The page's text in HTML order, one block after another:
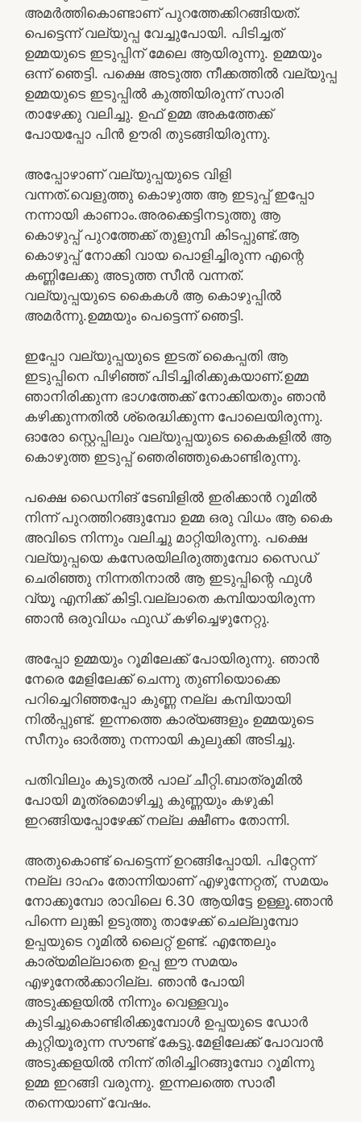
അമർത്തികൊണ്ടാണ് പുറത്തേക്കിറങ്ങിയത്.
പെട്ടെന്ന് വല്യുപ്പ വേച്ചുപോയി. പിടിച്ചത്
ഉമ്മയുടെ ഇടുപ്പിന് മേലെ ആയിരുന്നു. ഉമ്മയും
ഒന്ന് ഞെട്ടി. പക്ഷെ അടുത്ത നീക്കത്തിൽ വല്യുപ്പ
ഉമ്മയുടെ ഇടുപ്പിൽ കുത്തിയിരുന്ന് സാരി
താഴേക്കു വലിച്ചു. ഉഫ് ഉമ്മ അകത്തേക്ക്
പോയപ്പോ പിൻ ഊരി തുടങ്ങിയിരുന്നു.
അപ്പോഴാണ് വല്യുപ്പയുടെ വിളി
വന്നത്.വെളുത്തു കൊഴുത്ത ആ ഇടുപ്പ് ഇപ്പോ
നന്നായി കാണാം.അരക്കെട്ടിനടുത്തു ആ
കൊഴുപ്പ് പുറത്തേക്ക് തുളുമ്പി കിടപ്പുണ്ട്.ആ
കൊഴുപ്പ് നോക്കി വായ പൊളിച്ചിരുന്ന എന്റെ
കണ്ണിലേക്കു അടുത്ത സീൻ വന്നത്.
വല്യുപ്പയുടെ കൈകൾ ആ കൊഴുപ്പിൽ
അമർന്നു.ഉമ്മയും പെട്ടെന്ന് ഞെട്ടി.
ഇപ്പോ വല്യുപ്പയുടെ ഇടത് കൈപ്പതി ആ
ഇടുപ്പിനെ പിഴിഞ്ഞ് പിടിച്ചിരിക്കുകയാണ്.ഉമ്മ
ഞാനിരിക്കുന്ന ഭാഗത്തേക്ക്‌ നോക്കിയതും ഞാൻ
കഴിക്കുന്നതിൽ ശ്രെദ്ധിക്കുന്ന പോലെയിരുന്നു.
ഓരോ സ്റ്റെപ്പിലും വല്യുപ്പയുടെ കൈകളിൽ ആ
കൊഴുത്ത ഇടുപ്പ് ഞെരിഞ്ഞുകൊണ്ടിരുന്നു.
പക്ഷെ ഡൈനിങ് ടേബിളിൽ ഇരിക്കാൻ റൂമിൽ
നിന്ന് പുറത്തിറങ്ങുമ്പോ ഉമ്മ ഒരു വിധം ആ കൈ
അവിടെ നിന്നും വലിച്ചു മാറ്റിയിരുന്നു. പക്ഷെ
വല്യുപ്പയെ കസേരയിലിരുത്തുമ്പോ സൈഡ്
ചെരിഞ്ഞു നിന്നതിനാൽ ആ ഇടുപ്പിന്റെ ഫുൾ
വ്യൂ എനിക്ക് കിട്ടി.വല്ലാതെ കമ്പിയായിരുന്ന
ഞാൻ ഒരുവിധം ഫുഡ് കഴിച്ചെഴുനേറ്റു.
അപ്പോ ഉമ്മയും റൂമിലേക്ക് പോയിരുന്നു. ഞാൻ
നേരെ മേളിലേക്ക് ചെന്നു തുണിയൊക്കെ
പറിച്ചെറിഞ്ഞപ്പോ കുണ്ണ നല്ല കമ്പിയായി
നിൽപ്പുണ്ട്. ഇന്നത്തെ കാര്യങ്ങളും ഉമ്മയുടെ
സീനും ഓർത്തു നന്നായി കുലുക്കി അടിച്ചു.
പതിവിലും കൂടുതൽ പാല് ചീറ്റി.ബാത്രൂമിൽ
പോയി മൂത്രമൊഴിച്ചു കുണ്ണയും കഴുകി
ഇറങ്ങിയപ്പോഴേക്ക് നല്ല ക്ഷീണം തോന്നി.
അതുകൊണ്ട് പെട്ടെന്ന് ഉറങ്ങിപ്പോയി. പിറ്റേന്ന്
നല്ല ദാഹം തോന്നിയാണ് എഴുന്നേറ്റത്, സമയം
നോക്കുമ്പോ രാവിലെ 6.30 ആയിട്ടേ ഉള്ളൂ.ഞാൻ
പിന്നെ ലുങ്കി ഉടുത്തു താഴേക്ക് ചെല്ലുമ്പോ
ഉപ്പയുടെ റൂമിൽ ലൈറ്റ് ഉണ്ട്. എന്തേലും
കാര്യമില്ലാതെ ഉപ്പ ഈ സമയം
എഴുനേൽക്കാറില്ല. ഞാൻ പോയി
അടുക്കളയിൽ നിന്നും വെള്ളവും
കുടിച്ചുകൊണ്ടിരിക്കുമ്പോൾ ഉപ്പയുടെ ഡോർ
കുറ്റിയൂരുന്ന സൗണ്ട് കേട്ടു.മേളിലേക്ക് പോവാൻ
അടുക്കളയിൽ നിന്ന് തിരിച്ചിറങ്ങുമ്പോ റൂമിന്നു
ഉമ്മ ഇറങ്ങി വരുന്നു. ഇന്നലത്തെ സാരീ
തന്നെയാണ് വേഷം.